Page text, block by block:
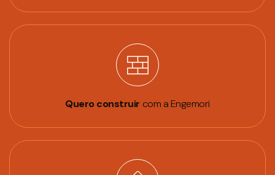
Quero construir com a Engemori